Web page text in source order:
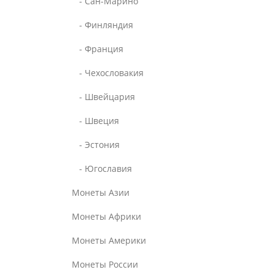
- Финляндия
- Франция
- Чехословакия
- Швейцария
- Швеция
- Эстония
- Югославия
Монеты Азии
Монеты Африки
Монеты Америки
Монеты России